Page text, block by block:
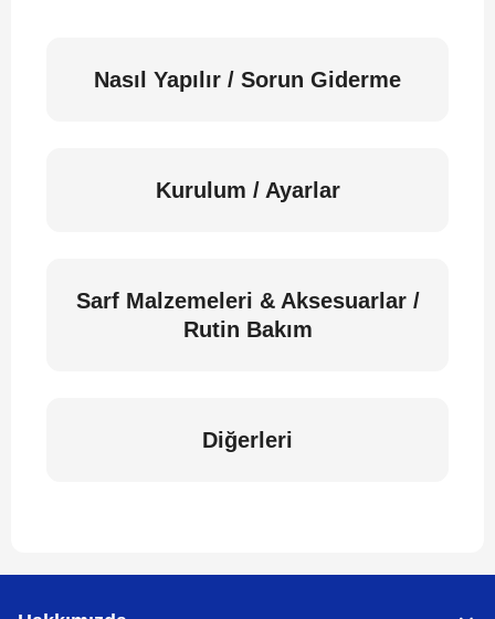
Nasıl Yapılır / Sorun Giderme
Kurulum / Ayarlar
Sarf Malzemeleri & Aksesuarlar /
Rutin Bakım
Diğerleri